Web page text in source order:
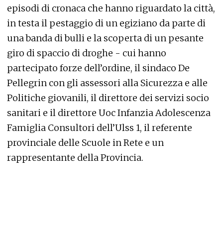
episodi di cronaca che hanno riguardato la città,
in testa il pestaggio di un egiziano da parte di
una banda di bulli e la scoperta di un pesante
giro di spaccio di droghe - cui hanno
partecipato forze dell’ordine, il sindaco De
Pellegrin con gli assessori alla Sicurezza e alle
Politiche giovanili, il direttore dei servizi socio
sanitari e il direttore Uoc Infanzia Adolescenza
Famiglia Consultori dell’Ulss 1, il referente
provinciale delle Scuole in Rete e un
rappresentante della Provincia.